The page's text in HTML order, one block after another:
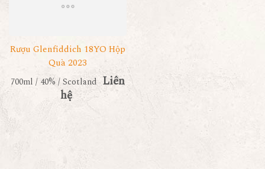
Rượu Glenfiddich 18YO Hộp
Quà 2023
700ml / 40% / Scotland Liên
hệ